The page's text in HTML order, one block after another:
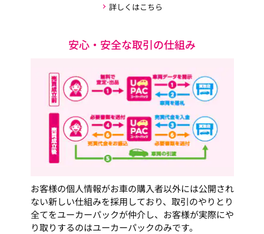
詳しくはこちら
安心・安全な取引の仕組み
お客様の個人情報がお車の購入者以外には公開され
ない新しい仕組みを採用しており、取引のやりとり
全てをユーカーパックが仲介し、お客様が実際にや
り取りするのはユーカーパックのみです。